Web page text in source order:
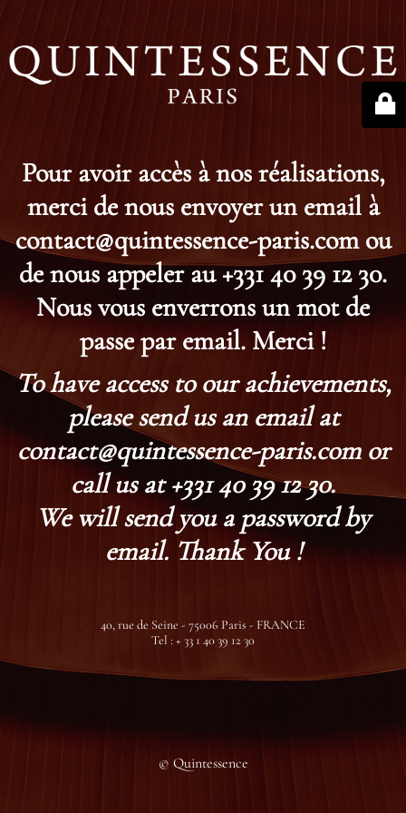
Pour avoir accès à nos réalisations,
merci de nous envoyer un email à
contact@quintessence-paris.com ou
de nous appeler au +331 40 39 12 30.
Nous vous enverrons un mot de
passe par email. Merci !
To have access to our achievements,
please send us an email at
contact@quintessence-paris.com or
call us at +331 40 39 12 30.
We will send you a password by
email. Thank You !
40, rue de Seine - 75006 Paris - FRANCE
Tel : + 33 1 40 39 12 30
© Quintessence